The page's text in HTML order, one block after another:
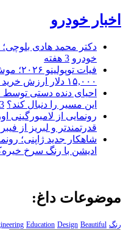
اخبار خودرو
دکتر محمد هادی
خودرو 3 هفته
فیات
۱۵,۰۰۰ دلار ارزش خرید دارد؟
احیای دنده دستی
این مسیر را دنبال کند؟ 3 هفته
قدرتمندتر و لبریز از
ادیشن با رنگ سرخ
موضوعات داغ:
رنگ Education Design Beautiful